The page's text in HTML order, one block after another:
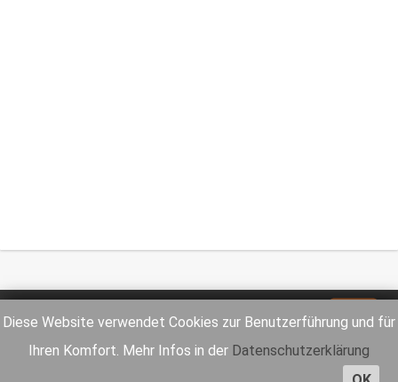
Diese Website verwendet Cookies zur Benutzerführung und für
Ihren Komfort. Mehr Infos in der Datenschutzerklärung